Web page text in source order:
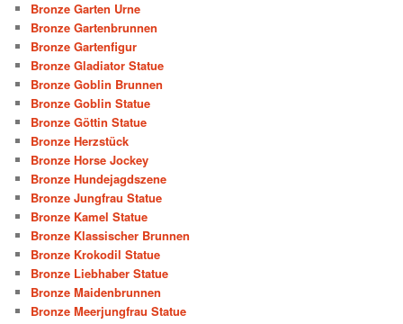
Bronze Garten Urne
Bronze Gartenbrunnen
Bronze Gartenfigur
Bronze Gladiator Statue
Bronze Goblin Brunnen
Bronze Goblin Statue
Bronze Göttin Statue
Bronze Herzstück
Bronze Horse Jockey
Bronze Hundejagdszene
Bronze Jungfrau Statue
Bronze Kamel Statue
Bronze Klassischer Brunnen
Bronze Krokodil Statue
Bronze Liebhaber Statue
Bronze Maidenbrunnen
Bronze Meerjungfrau Statue